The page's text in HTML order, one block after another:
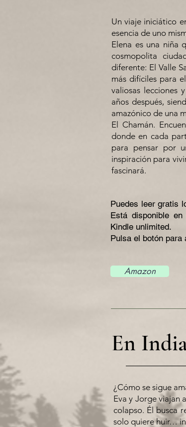
Un viaje iniciático
esencia de uno
Elena es una niña
cosmopolita
diferente: El Valle
más difíciles para
valiosas lecciones
años después,
amazónico de una
El Chamán.
donde en cada
para pensar por
inspiración para
fascinará.
Puedes leer gratis
Está disponible
Kindle unlimited.
Pulsa el botón para
Amazon
En
¿Cómo se sigue
Eva y Jorge viajan
colapso. Él busca
solo quiere huir…